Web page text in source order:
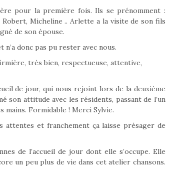
pour la première fois. Ils se prénomment :
Robert, Micheline .. Arlette a la visite de son fils
de son épouse.
donc pas pu rester avec nous.
très bien, respectueuse, attentive,
de jour, qui nous rejoint lors de la deuxième
son attitude avec les résidents, passant de l’un
mains. Formidable ! Merci Sylvie.
et franchement ça laisse présager de
de l’accueil de jour dont elle s’occupe. Elle
un peu plus de vie dans cet atelier chansons.